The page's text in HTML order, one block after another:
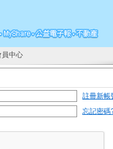
員中心
註冊新帳
忘記密碼